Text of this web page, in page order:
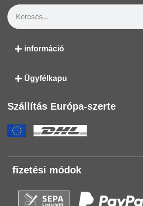
információ
Ügyfélkapu
Szállítás Európa-szerte
fizetési módok